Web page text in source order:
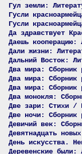
Гул земли:
Гусли
Гусли
Да здравствует
Даешь кооперацию:
Дали жизни:
Дальний Восток:
Два мира:
Два мира:
Два мира:
Два монокля:
Две зари: Стихи /
Две ночи: Сборник
Девичий век:
Девятнадцать
День искусства.
Деревенские были: